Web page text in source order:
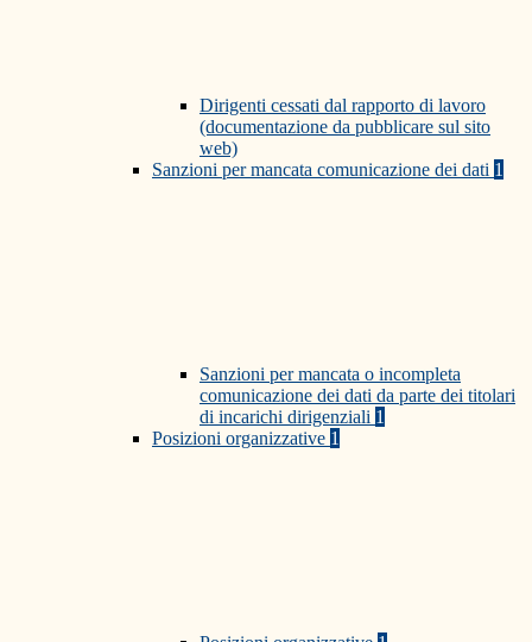
Dirigenti cessati dal rapporto di lavoro
(documentazione da pubblicare sul sito
web)
Sanzioni per mancata comunicazione dei dati 1
Sanzioni per mancata o incompleta
comunicazione dei dati da parte dei titolari
di incarichi dirigenziali 1
Posizioni organizzative 1